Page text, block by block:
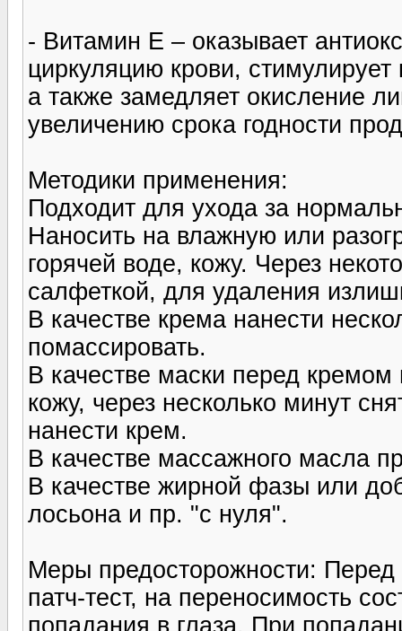
- Витамин Е – оказывает
циркуляцию крови,
а также замедляет окисление
увеличению срока годности
Методики применения:
Подходит для ухода за
Наносить на влажную или
горячей воде, кожу. Через
салфеткой, для удаления
В качестве крема нанести
помассировать.
В качестве маски перед кремом
кожу, через несколько минут
нанести крем.
В качестве массажного масла
В качестве жирной фазы или
лосьона и пр. "с нуля".
Меры предосторожности: Перед
патч-тест, на переносимость
попадания в глаза. При